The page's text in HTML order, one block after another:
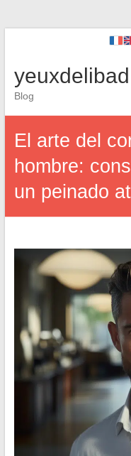
Blog
El arte del
hombre:
un peinado